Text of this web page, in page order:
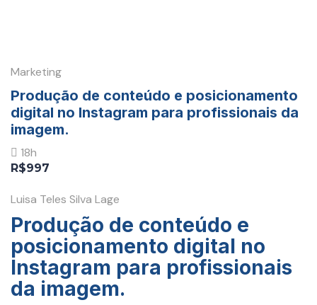
Marketing
Produção de conteúdo e posicionamento
digital no Instagram para profissionais da
imagem.
18h
R$997
Luisa Teles Silva Lage
Produção de conteúdo e
posicionamento digital no
Instagram para profissionais
da imagem.